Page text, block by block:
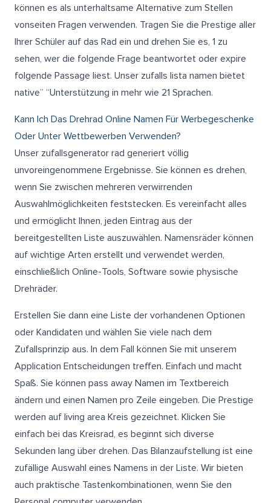
können es als unterhaltsame Alternative zum Stellen
vonseiten Fragen verwenden. Tragen Sie die Prestige aller
Ihrer Schüler auf das Rad ein und drehen Sie es, 1 zu
sehen, wer die folgende Frage beantwortet oder expire
folgende Passage liest. Unser zufalls lista namen bietet
native” “Unterstützung in mehr wie 21 Sprachen.
Kann Ich Das Drehrad Online Namen Für Werbegeschenke
Oder Unter Wettbewerben Verwenden?
Unser zufallsgenerator rad generiert völlig
unvoreingenommene Ergebnisse. Sie können es drehen,
wenn Sie zwischen mehreren verwirrenden
Auswahlmöglichkeiten feststecken. Es vereinfacht alles
und ermöglicht Ihnen, jeden Eintrag aus der
bereitgestellten Liste auszuwählen. Namensräder können
auf wichtige Arten erstellt und verwendet werden,
einschließlich Online-Tools, Software sowie physische
Drehräder.
Erstellen Sie dann eine Liste der vorhandenen Optionen
oder Kandidaten und wählen Sie viele nach dem
Zufallsprinzip aus. In dem Fall können Sie mit unserem
Application Entscheidungen treffen. Einfach und macht
Spaß. Sie können pass away Namen im Textbereich
ändern und einen Namen pro Zeile eingeben. Die Prestige
werden auf living area Kreis gezeichnet. Klicken Sie
einfach bei das Kreisrad, es beginnt sich diverse
Sekunden lang über drehen. Das Bilanzaufstellung ist eine
zufällige Auswahl eines Namens in der Liste. Wir bieten
auch praktische Tastenkombinationen, wenn Sie den